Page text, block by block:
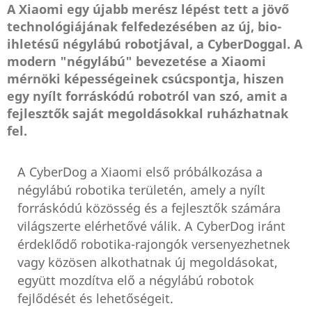
A Xiaomi egy újabb merész lépést tett a jövő
technológiájának felfedezésében az új, bio-
ihletésű négylábú robotjával, a CyberDoggal. A
modern "négylábú" bevezetése a Xiaomi
mérnöki képességeinek csúcspontja, hiszen
egy nyílt forráskódú robotról van szó, amit a
fejlesztők saját megoldásokkal ruházhatnak
fel.
A CyberDog a Xiaomi első próbálkozása a
négylábú robotika területén, amely a nyílt
forráskódú közösség és a fejlesztők számára
világszerte elérhetővé válik. A CyberDog iránt
érdeklődő robotika-rajongók versenyezhetnek
vagy közösen alkothatnak új megoldásokat,
együtt mozdítva elő a négylábú robotok
fejlődését és lehetőségeit.